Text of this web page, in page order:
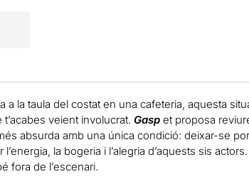
a la taula del costat en una cafeteria, aquesta
veient involucrat. Gaspet proposa
absurda amb una única condició: deixar-se
la bogeria i l’alegria d’aquests sis
fora de l’escenari.